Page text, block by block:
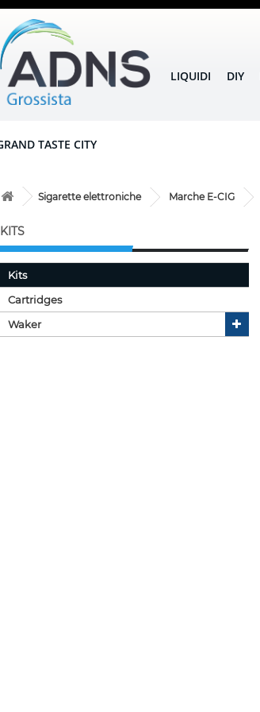
LIQUIDI DIY
TASTE CITY
Sigarette elettroniche Marche E-CIG
KITS
Kits
Cartridges
Waker